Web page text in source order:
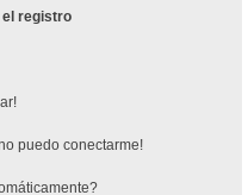
registro
puedo conectarme!